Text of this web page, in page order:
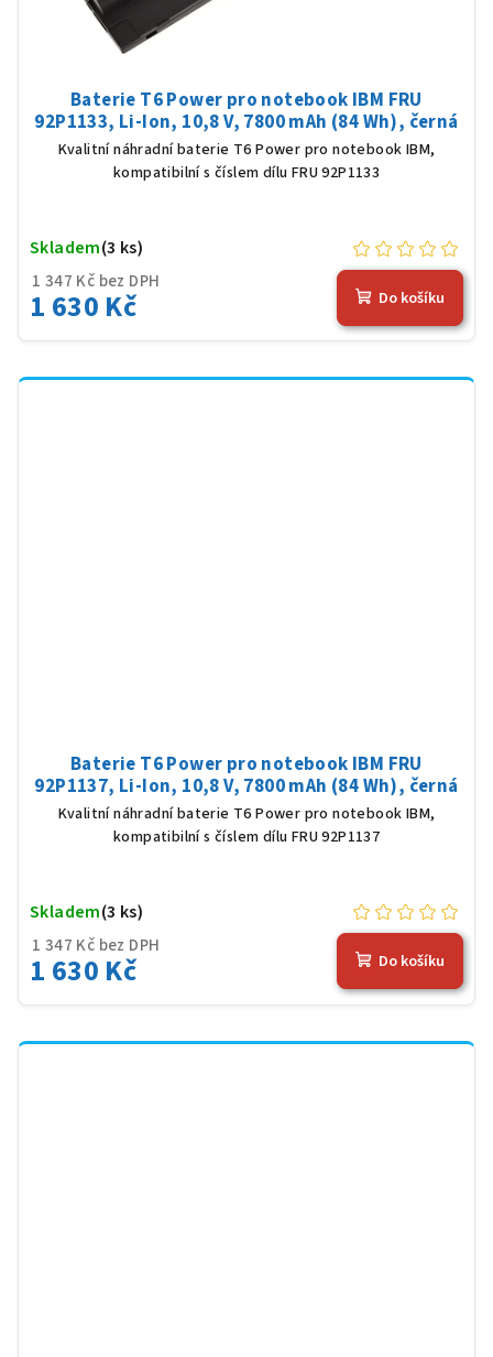
Baterie T6 Power pro notebook IBM FRU
92P1133, Li-Ion, 10,8 V, 7800 mAh (84 Wh), černá
Kvalitní náhradní baterie T6 Power pro notebook IBM,
kompatibilní s číslem dílu FRU 92P1133
1 347 Kč bez DPH
1 630 Kč
Skladem(3 ks)
Do košíku
Baterie T6 Power pro notebook IBM FRU
92P1137, Li-Ion, 10,8 V, 7800 mAh (84 Wh), černá
Kvalitní náhradní baterie T6 Power pro notebook IBM,
kompatibilní s číslem dílu FRU 92P1137
1 347 Kč bez DPH
1 630 Kč
Skladem(3 ks)
Do košíku